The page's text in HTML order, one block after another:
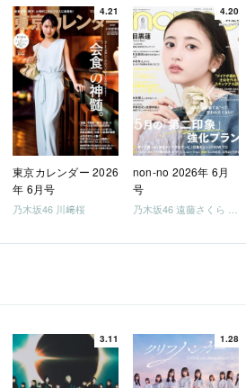
4.21
東京カレンダー 2026
年 6月号
乃木坂46 川﨑桜
4.20
non-no 2026年 6月
号
3.11 1.28